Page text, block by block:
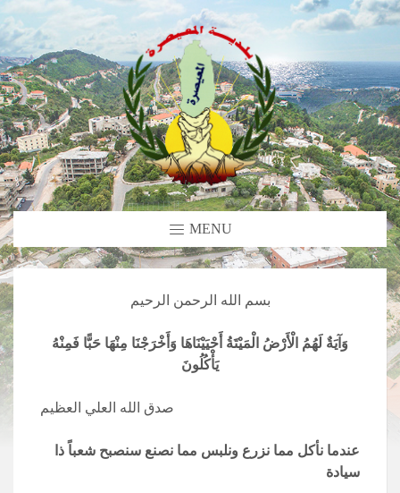
MENU
بسم الله الرحمن الرحيم
وَآيَةٌ لَهُمُ الْأَرْضُ الْمَيْتَةُ أَحْيَيْنَاهَا وَأَخْرَجْنَا مِنْهَا حَبًّا فَمِنْهُ
يَأْكُلُونَ
صدق الله العلي العظيم
عندما نأكل مما نزرع ونلبس مما نصنع سنصبح شعباً ذا
سيادة